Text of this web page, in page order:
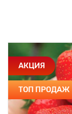
АКЦИЯ
ТОП ПРОДАЖ